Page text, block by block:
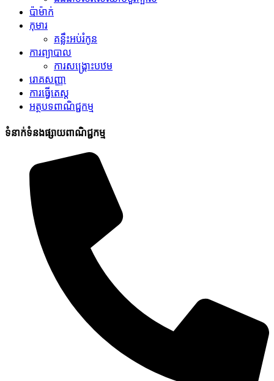
ប៉ាម៉ាក់
កុមារ
គន្លឹះអប់រំកូន
ការព្យាបាល
ការសង្គ្រោះបឋម
រោគសញ្ញា
ការធ្វើតេស្ត
អត្ថបទពាណិជ្ជកម្ម
ទំនាក់ទំនងផ្សាយពាណិជ្ជកម្ម